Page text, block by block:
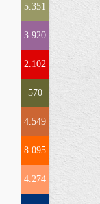
5.351
3.920
2.102
570
4.549
8.095
4.274